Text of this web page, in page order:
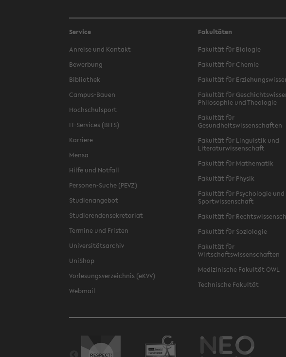
Service
Anreise und Kontakt
Bewerbung
Bibliothek
Campus-Bauen
Hochschulsport
IT-Services (BITS)
Karriere
Mensa
Hilfe und Notfall
Personen-Suche (PEVZ)
Studienangebot
Studierendensekretariat
Termine und Fristen
Universitätsarchiv
UniShop
Vorlesungsverzeichnis (eKVV)
Webmail
Fakultäten
Fakultät für Biologie
Fakultät für Chemie
Fakultät für
Fakultät für
Philosophie und Theologie
Fakultät für
Gesundheitswissenschaften
Fakultät für Linguistik und
Literaturwissenschaft
Fakultät für Mathematik
Fakultät für Physik
Fakultät für Psychologie und
Sportwissenschaft
Fakultät für
Fakultät für Soziologie
Fakultät für
Wirtschaftswissenschaften
Medizinische Fakultät OWL
Technische Fakultät